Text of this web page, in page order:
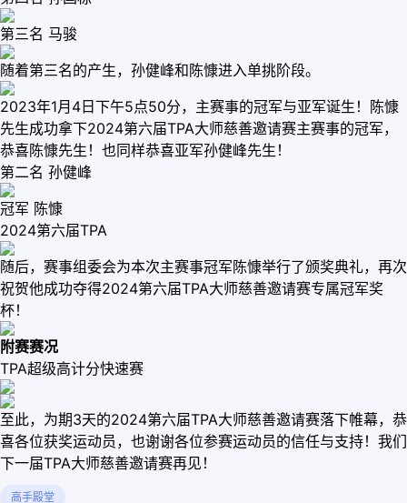
第三名 马骏
随着第三名的产生，孙健峰和陈慷进入单挑阶段。
2023年1月4日下午5点50分，主赛事的冠军与亚军诞生！陈慷
先生成功拿下2024第六届TPA大师慈善邀请赛主赛事的冠军，
恭喜陈慷先生！也同样恭喜亚军孙健峰先生！
第二名 孙健峰
冠军 陈慷
2024第六届TPA
随后，赛事组委会为本次主赛事冠军陈慷举行了颁奖典礼，再次
祝贺他成功夺得2024第六届TPA大师慈善邀请赛专属冠军奖
杯！
附赛赛况
TPA超级高计分快速赛
至此，为期3天的2024第六届TPA大师慈善邀请赛落下帷幕，恭
喜各位获奖运动员，也谢谢各位参赛运动员的信任与支持！我们
下一届TPA大师慈善邀请赛再见！
高手殿堂